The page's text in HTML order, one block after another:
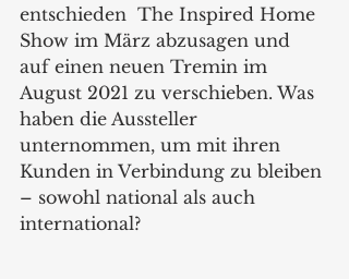
entschieden  The Inspired Home
Show im März abzusagen und
auf einen neuen Tremin im
August 2021 zu verschieben. Was
haben die Aussteller
unternommen, um mit ihren
Kunden in Verbindung zu bleiben
– sowohl national als auch
international?